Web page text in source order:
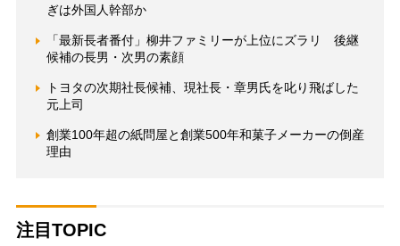
ぎは外国人幹部か
「最新長者番付」柳井ファミリーが上位にズラリ 後継
候補の長男・次男の素顔
トヨタの次期社長候補、現社長・章男氏を叱り飛ばした
元上司
創業100年超の紙問屋と創業500年和菓子メーカーの倒産
理由
注目TOPIC